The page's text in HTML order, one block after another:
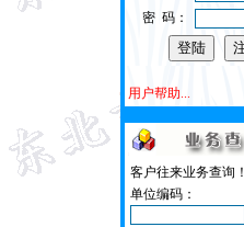
密 码：
用户帮助...
客户往来业务查询！
单位编码：